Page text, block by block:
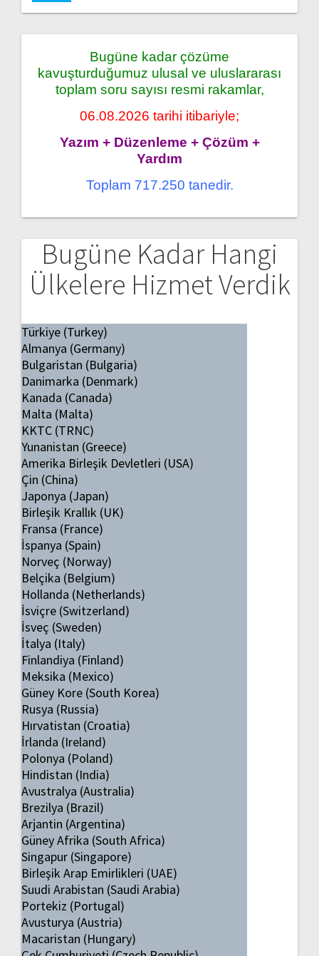
Bugüne kadar çözüme
kavuşturduğumuz ulusal ve uluslararası
toplam soru sayısı resmi rakamlar,
06.08.2026 tarihi itibariyle;
Yazım + Düzenleme + Çözüm +
Yardım
Toplam 717.250 tanedir.
Bugüne Kadar Hangi
Ülkelere Hizmet Verdik
Türkiye (Turkey)
Almanya (Germany)
Bulgaristan (Bulgaria)
Danimarka (Denmark)
Kanada (Canada)
Malta (Malta)
KKTC (TRNC)
Yunanistan (Greece)
Amerika Birleşik Devletleri (USA)
Çin (China)
Japonya (Japan)
Birleşik Krallık (UK)
Fransa (France)
İspanya (Spain)
Norveç (Norway)
Belçika (Belgium)
Hollanda (Netherlands)
İsviçre (Switzerland)
İsveç (Sweden)
İtalya (Italy)
Finlandiya (Finland)
Meksika (Mexico)
Güney Kore (South Korea)
Rusya (Russia)
Hırvatistan (Croatia)
İrlanda (Ireland)
Polonya (Poland)
Hindistan (India)
Avustralya (Australia)
Brezilya (Brazil)
Arjantin (Argentina)
Güney Afrika (South Africa)
Singapur (Singapore)
Birleşik Arap Emirlikleri (UAE)
Suudi Arabistan (Saudi Arabia)
Portekiz (Portugal)
Avusturya (Austria)
Macaristan (Hungary)